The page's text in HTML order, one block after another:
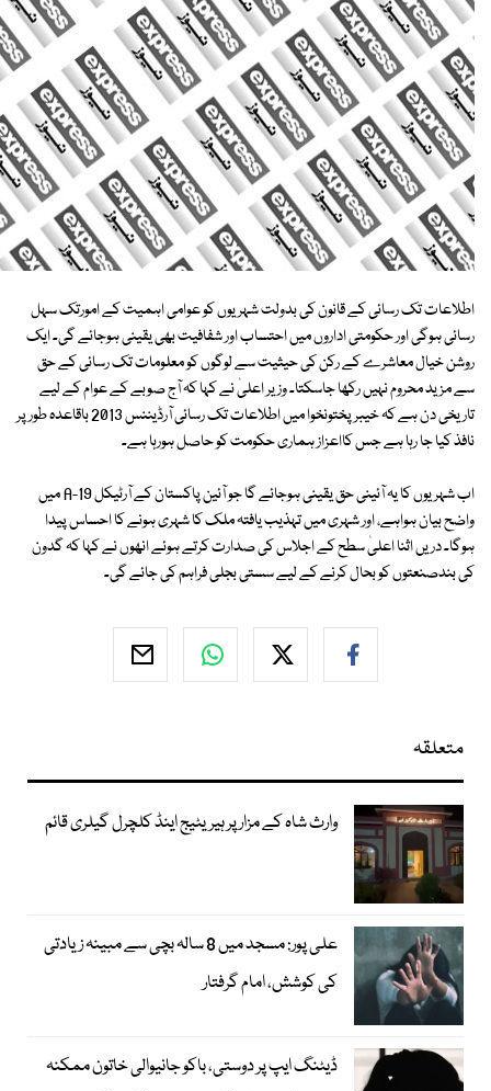
اطلاعات تک رسائی کے قانون کی بدولت شہریوں کو عوامی اہمیت کے امورتک سہل
رسائی ہوگی اور حکومتی اداروں میں احتساب اور شفافیت بھی یقینی ہوجائے گی۔ ایک
روشن خیال معاشرے کے رکن کی حیثیت سے لوگوں کو معلومات تک رسائی کے حق
سے مزید محروم نہیں رکھا جاسکتا۔ وزیر اعلیٰ نے کہا کہ آج صوبے کے عوام کے لیے
تاریخی دن ہے کہ خیبر پختونخوا میں اطلاعات تک رسائی آرڈیننس 2013 باقاعدہ طورپر
نافذ کیا جا رہا ہے جس کااعزاز ہماری حکومت کو حاصل ہورہا ہے۔
اب شہریوں کا یہ آئینی حق یقینی ہوجائے گا جو آئین پاکستان کے آرٹیکل 19-A میں
واضح بیان ہواہے، اور شہری میں تہذیب یافتہ ملک کا شہری ہونے کا احساس پیدا
ہوگا۔ دریں اثنا اعلیٰ سطح کے اجلاس کی صدارت کرتے ہوئے انھوں نے کہا کہ گدون
کی بندصنعتوں کو بحال کرنے کے لیے سستی بجلی فراہم کی جائے گی۔
متعلقہ
وارث شاہ کے مزار پر ہیریٹیج اینڈ کلچرل گیلری قائم
علی پور: مسجد میں 8 سالہ بچی سے مبینہ زیادتی
کی کوشش، امام گرفتار
ڈیٹنگ ایپ پر دوستی، باکو جانیوالی خاتون ممکنہ